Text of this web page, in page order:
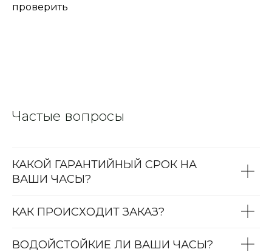
проверить
Частые вопросы
КАКОЙ ГАРАНТИЙНЫЙ СРОК НА
ВАШИ ЧАСЫ?
КАК ПРОИСХОДИТ ЗАКАЗ?
ВОДОЙСТОЙКИЕ ЛИ ВАШИ ЧАСЫ?